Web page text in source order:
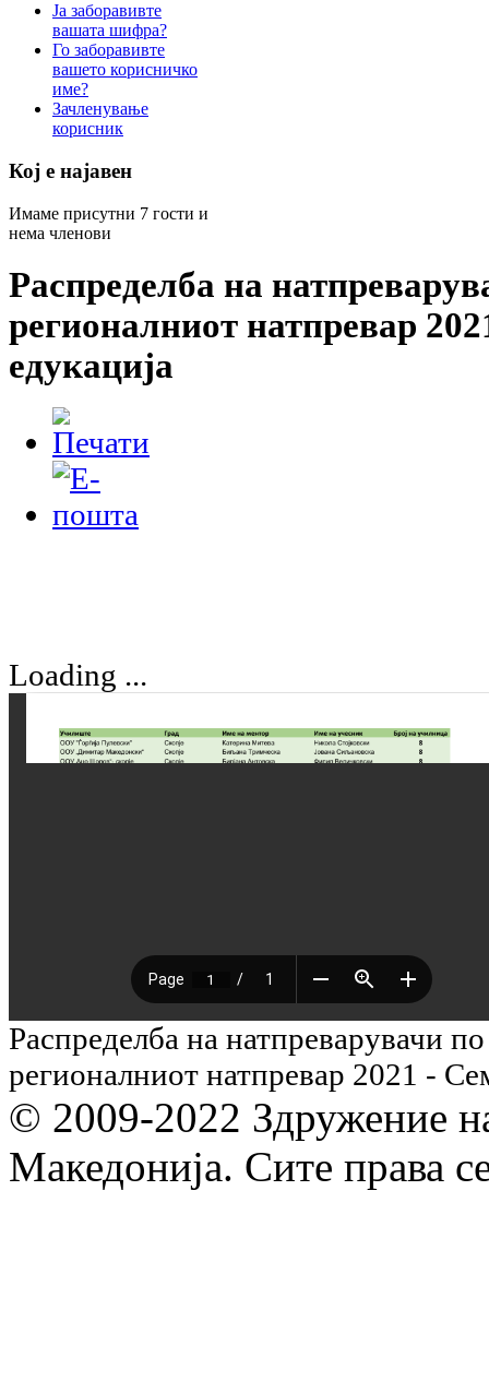
Ја заборавивте
вашата шифра?
Го заборавивте
вашето корисничко
име?
Зачленување
корисник
Кој е најавен
Имаме присутни 7 гости и
нема членови
Распределба на
регионалниот натпревар
едукација
Loading ...
Распределба на натпреварувачи
регионалниот натпревар 2021 -
© 2009-2022 Здружение
Македонија. Сите права